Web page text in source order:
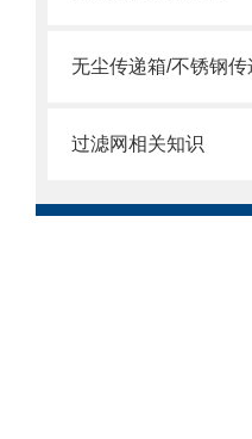
无尘传递箱/不锈钢
过滤网相关知识